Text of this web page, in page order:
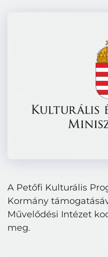
A Petőfi Kulturális
Kormány
Művelődési Intézet
meg.